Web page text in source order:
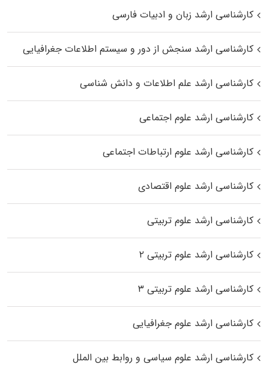
کارشناسی ارشد زبان و ادبیات فارسی
کارشناسی ارشد سنجش از دور و سیستم اطلاعات جغرافیایی
کارشناسی ارشد علم اطلاعات و دانش شناسی
کارشناسی ارشد علوم اجتماعی
کارشناسی ارشد علوم ارتباطات اجتماعی
کارشناسی ارشد علوم اقتصادی
کارشناسی ارشد علوم تربیتی
کارشناسی ارشد علوم تربیتی ۲
کارشناسی ارشد علوم تربیتی ۳
کارشناسی ارشد علوم جغرافیایی
کارشناسی ارشد علوم سیاسی و روابط بین الملل